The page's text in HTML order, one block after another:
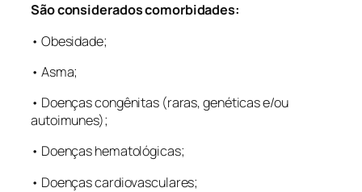
São considerados comorbidades:
• Obesidade;
• Asma;
• Doenças congênitas (raras, genéticas e/ou
autoimunes);
• Doenças hematológicas;
• Doenças cardiovasculares;